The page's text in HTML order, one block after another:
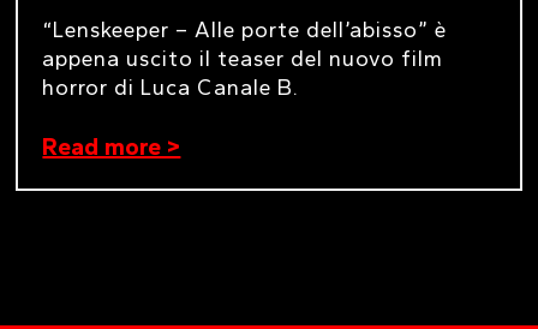
“Lenskeeper – Alle porte dell’abisso” è
appena uscito il teaser del nuovo film
horror di Luca Canale B.
Read more >